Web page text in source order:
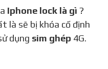
Iphone lock là gì ?
là sẽ bị khóa cố định
dụng sim ghép 4G.